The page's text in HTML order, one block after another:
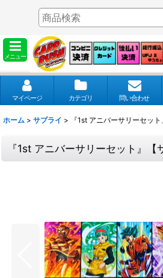
メニュー
マイページ カテゴリ 問い合わせ
ホーム > サプライ > 『1st アニバーサリーセッ
『1st アニバーサリーセット』